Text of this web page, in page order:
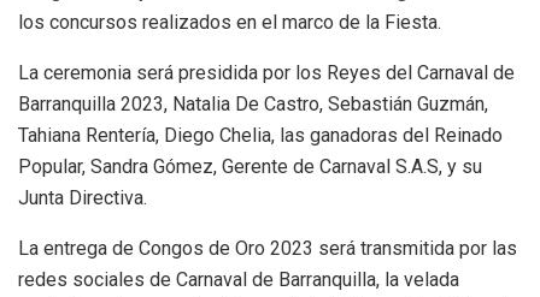
los concursos realizados en el marco de la Fiesta.
La ceremonia será presidida por los Reyes del Carnaval de
Barranquilla 2023, Natalia De Castro, Sebastián Guzmán,
Tahiana Rentería, Diego Chelia, las ganadoras del Reinado
Popular, Sandra Gómez, Gerente de Carnaval S.A.S, y su
Junta Directiva.
La entrega de Congos de Oro 2023 será transmitida por las
redes sociales de Carnaval de Barranquilla, la velada